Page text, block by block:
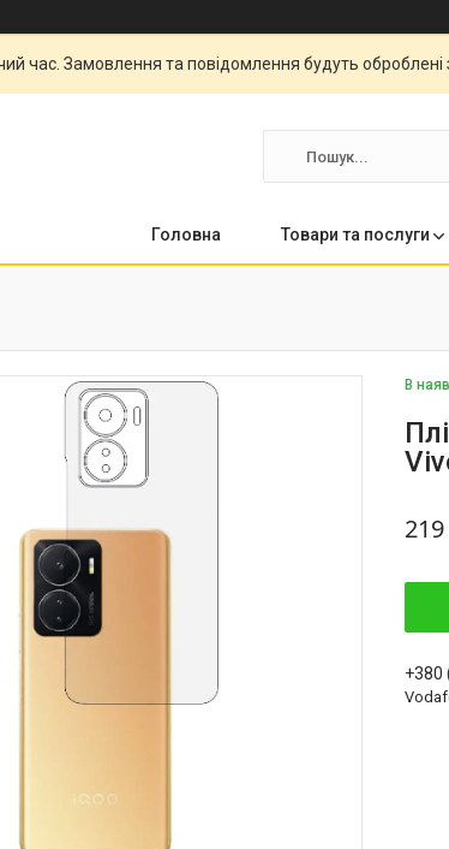
час. Замовлення та повідомлення будуть
Головна Товари та послуги
В
+380